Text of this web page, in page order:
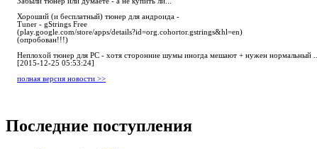
Хороший (и бесплатный) тюнер для андроида -
Tuner - gStrings Free
(play.google.com/store/apps/details?id=org.cohortor.gstrings&hl=en)
(опробован!!!)
Неплохой тюнер для РС - хотя сторонние шумы иногда мешают + нужен нормальный ...
[2015-12-25 05:53:24]
полная версия новости >>
Последние поступления